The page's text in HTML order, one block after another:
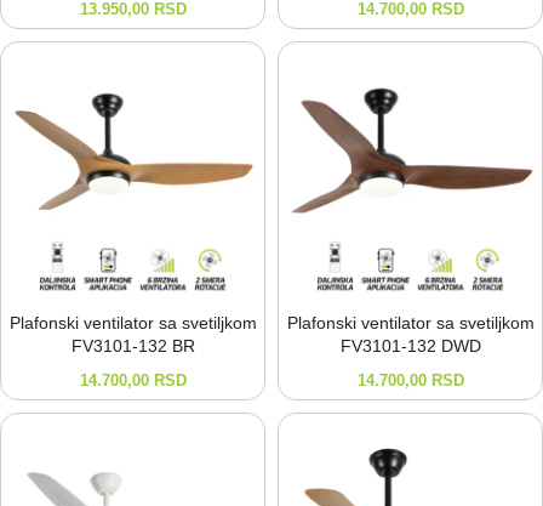
13.950,00 RSD 14.700,00 RSD
Plafonski ventilator sa svetiljkom
FV3101-⁠132 BR
14.700,00 RSD
Plafonski ventilator sa svetiljkom
FV3101-⁠132 DWD
14.700,00 RSD